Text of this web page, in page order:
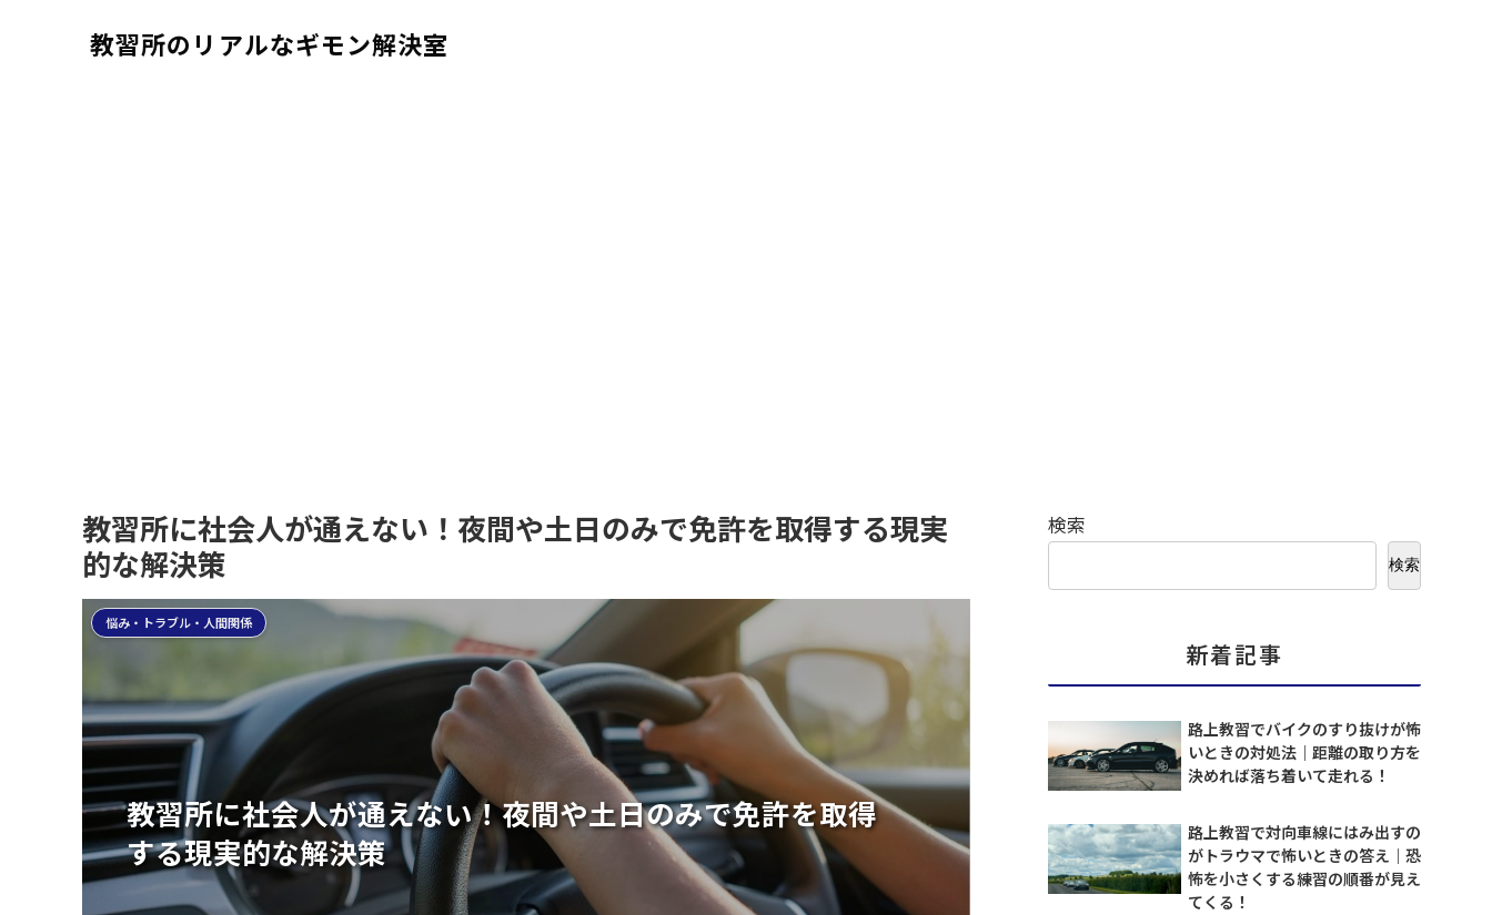
教習所のリアルなギモン解決室
教習所に社会人が通えない！夜間や土日のみで免許を取得する現実
的な解決策
教習所に社会人が通えない！夜間や土日のみで免許を取得
する現実的な解決策
悩み・トラブル・人間関係
検索
検索
新着記事
路上教習でバイクのすり抜けが怖
いときの対処法｜距離の取り方を
決めれば落ち着いて走れる！
路上教習で対向車線にはみ出すの
がトラウマで怖いときの答え｜恐
怖を小さくする練習の順番が見え
てくる！